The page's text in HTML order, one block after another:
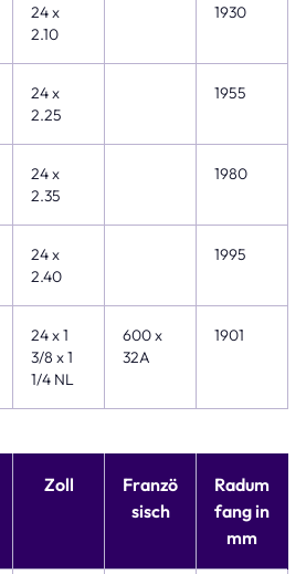
24 x
2.10
1930
24 x
2.25
1955
24 x
2.35
1980
24 x
2.40
1995
24 x 1
3/8 x 1
1/4 NL
600 x
32A
1901
Zoll
Franzö
sisch
Radum
fang in
mm